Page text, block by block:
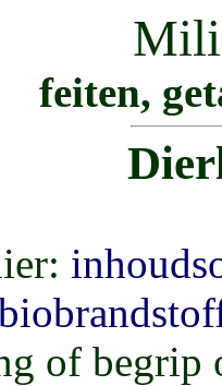
feiten,
of begrip